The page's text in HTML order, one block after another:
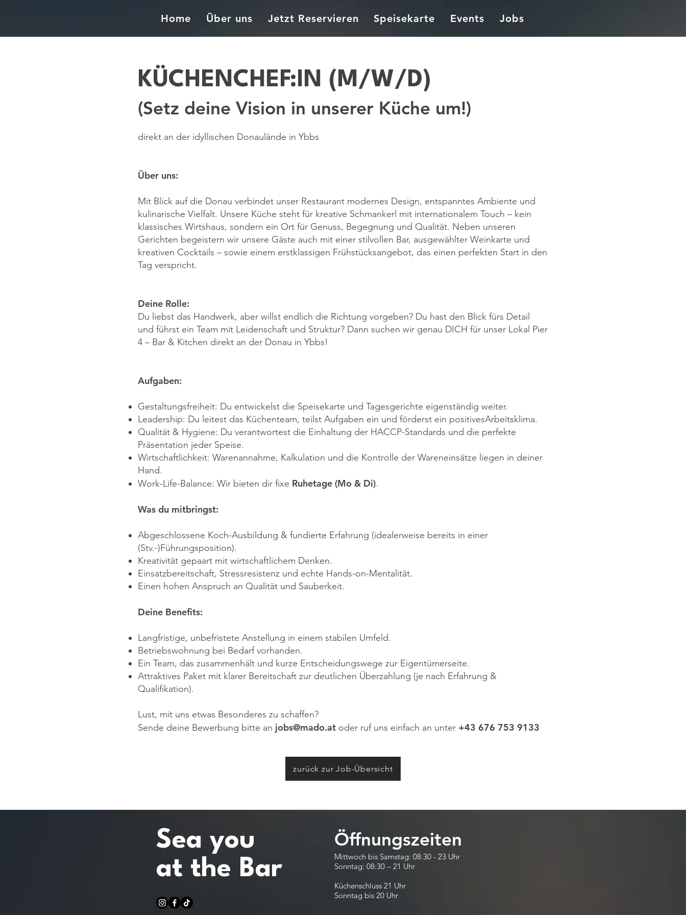
Home Über uns Jetzt Reservieren Speisekarte Events Jobs
KÜCHENCHEF:IN (M/W/D)
(Setz deine Vision in unserer Küche um!)
​direkt an der idyllischen Donaulände in Ybbs
Über uns:
Mit Blick auf die Donau verbindet unser Restaurant modernes Design, entspanntes Ambiente und
kulinarische Vielfalt. Unsere Küche steht für kreative Schmankerl mit internationalem Touch – kein
klassisches Wirtshaus, sondern ein Ort für Genuss, Begegnung und Qualität. Neben unseren
Gerichten begeistern wir unsere Gäste auch mit einer stilvollen Bar, ausgewählter Weinkarte und
kreativen Cocktails – sowie einem erstklassigen Frühstücksangebot, das einen perfekten Start in den
Tag verspricht.
Deine Rolle:
Du liebst das Handwerk, aber willst endlich die Richtung vorgeben? Du hast den Blick fürs Detail
und führst ein Team mit Leidenschaft und Struktur? Dann suchen wir genau DICH für unser Lokal Pier
4 – Bar & Kitchen direkt an der Donau in Ybbs!
Aufgaben:
Gestaltungsfreiheit: Du entwickelst die Speisekarte und Tagesgerichte eigenständig weiter.
Leadership: Du leitest das Küchenteam, teilst Aufgaben ein und förderst ein positivesArbeitsklima.
Qualität & Hygiene: Du verantwortest die Einhaltung der HACCP-Standards und die perfekte
Präsentation jeder Speise.
Wirtschaftlichkeit: Warenannahme, Kalkulation und die Kontrolle der Wareneinsätze liegen in deiner
Hand.
Work-Life-Balance: Wir bieten dir fixe Ruhetage (Mo & Di).
Was du mitbringst:
Abgeschlossene Koch-Ausbildung & fundierte Erfahrung (idealerweise bereits in einer
(Stv.-)Führungsposition).
Kreativität gepaart mit wirtschaftlichem Denken.
Einsatzbereitschaft, Stressresistenz und echte Hands-on-Mentalität.
Einen hohen Anspruch an Qualität und Sauberkeit.
Deine Benefits:
Langfristige, unbefristete Anstellung in einem stabilen Umfeld.
Betriebswohnung bei Bedarf vorhanden.
Ein Team, das zusammenhält und kurze Entscheidungswege zur Eigentümerseite.
Attraktives Paket mit klarer Bereitschaft zur deutlichen Überzahlung (je nach Erfahrung &
Qualifikation).
Lust, mit uns etwas Besonderes zu schaffen?
Sende deine Bewerbung bitte an jobs@mado.at oder ruf uns einfach an unter +43 676 753 9133
zurück zur Job-Übersicht
Sea you
at the Bar
Öffnungszeiten
Mittwoch bis Samstag: 08:30 - 23 Uhr
Sonntag: 08:30 – 21 Uhr
Küchenschluss 21 Uhr
Sonntag bis 20 Uhr